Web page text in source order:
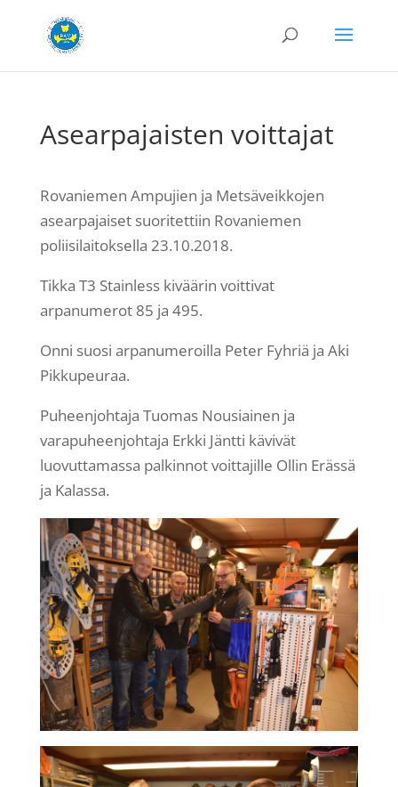
Asearpajaisten voittajat
Rovaniemen Ampujien ja Metsäveikkojen
asearpajaiset suoritettiin Rovaniemen
poliisilaitoksella 23.10.2018.
Tikka T3 Stainless kiväärin voittivat
arpanumerot 85 ja 495.
Onni suosi arpanumeroilla Peter Fyhriä ja Aki
Pikkupeuraa.
Puheenjohtaja Tuomas Nousiainen ja
varapuheenjohtaja Erkki Jäntti kävivät
luovuttamassa palkinnot voittajille Ollin Erässä
ja Kalassa.